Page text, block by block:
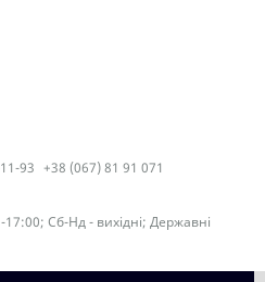
93 +38 (067) 81 91 071
Сб-Нд - вихідні; Державні